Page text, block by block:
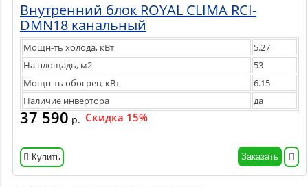
Внутренний блок ROYAL CLIMA RCI-
DMN18 канальный
Мощн-ть холода, кВт
5.27
На площадь, м2
53
Мощн-ть обогрев, кВт
6.15
Наличие инвертора
да
37 590 р. Скидка 15%
Купить Заказать